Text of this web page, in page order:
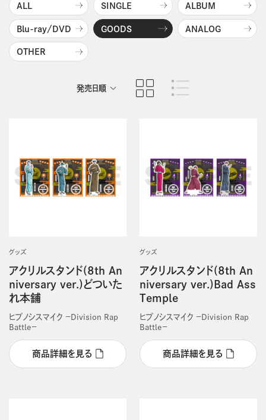
ALL SINGLE ALBUM
Blu-ray/DVD GOODS ANALOG
OTHER
発売日順
グッズ
アクリルスタンド(8th An
niversary ver.)どついた
れ本舗
ヒプノシスマイク －Division Rap
Battle－
商品詳細を見る
グッズ
アクリルスタンド(8th An
niversary ver.)Bad Ass
Temple
ヒプノシスマイク －Division Rap
Battle－
商品詳細を見る